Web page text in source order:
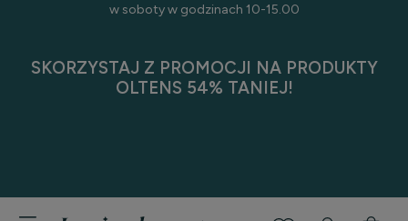
w soboty w godzinach 10-15.00
SKORZYSTAJ Z PROMOCJI NA PRODUKTY
OLTENS 54% TANIEJ!